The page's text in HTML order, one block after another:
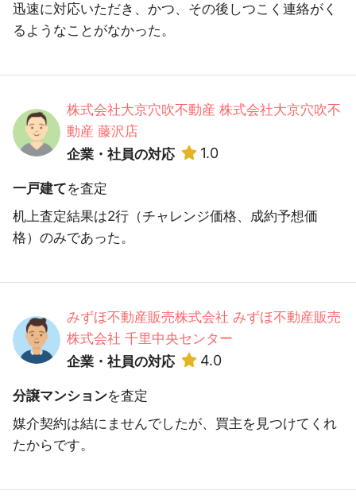
迅速に対応いただき、かつ、その後しつこく連絡がく
るようなことがなかった。
株式会社大京穴吹不動産 株式会社大京穴吹不
動産 藤沢店
企業・社員の対応
1.0
一戸建てを査定
机上査定結果は2行（チャレンジ価格、成約予想価
格）のみであった。
みずほ不動産販売株式会社 みずほ不動産販売
株式会社 千里中央センター
企業・社員の対応
4.0
分譲マンションを査定
媒介契約は結にませんでしたが、買主を見つけてくれ
たからです。